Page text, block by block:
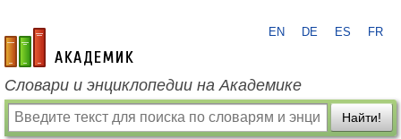
academic.ru
EN DE ES FR
Словари и энциклопедии на Академике
Найти!